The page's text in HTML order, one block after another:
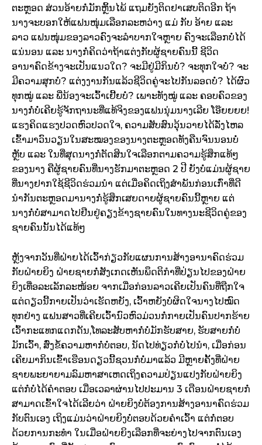
ຕະຫຼອດ ສ່ວນອ້າຍກໍ່ມັກຫຼິ້ນໄພ້ ແຖມຍັງຕິດຢາເສບຕິດອີກ ຖ້າ
ນາງຈະບອກໃຫ້ແຟນໜຸ່ມເລືອກລະຫວ່າງ ແມ່ ກັບ ອ້າຍ ແລະ
ລາວ ແຟນໜຸ່ມຂອງລາວຄົງຈະລຳບາກໃຈຫຼາຍ ຄົງຈະເລືອກບໍ່ໄດ້
ແນ່ນອນ ແລະ ນາງກໍ່ຄິດວ່າຖ້າແຕ່ງກັບຜູ້ຊາຍຄົນນີ້ ຊີວິດ
ອານາຄົດຂ້າງຈະເປັນແນວໃດ? ຈະມີຢູ່ມີກິນບໍ່? ຈະທຸກໃຈບໍ່? ຈະ
ມີຄວາມສຸກບໍ່? ແຕ່ງງານກັນແລ້ວຊີວິດຄູ່ຈະໄປກັນລອດບໍ່? ໄດ້ຜົວ
ທຸກໝູ່ ແລະ ພີ່ນ້ອງຈະເວົ້າເຢີ້ຍບໍ່? ເພາະທັງໝູ່ ແລະ ຄອບຄົວຂອງ
ນາງກໍ່ບໍ່ເຄີຍຮູ້ຈັກຖານະທີ່ແທ້ຈິງຂອງແຟນນຸ່ມນາງເລີຍ ໂອ໊ຍຍຍຍ!
ແຮງຄິດແຮງປວດຫົວປວດໃຈ, ຄວາມສັບສົນວຸ້ນວາຍໄດ້ລັ່ງໄຫລ
ເຂົ້າມາວົນວຽນໃນສະໝອງຂອງນາງຕະຫຼອດທັງຄືນຈົນນອນບໍ່
ຫຼັບ ແລະ ໃນທີ່ສຸດນາງກໍ່ຕັດສິນໃຈເລືອກຕາມຄວາມຮູ້ສຶກແທ້ໆ
ຂອງນາງ ຄືຜູ້ຊາຍຄົນທີ່ນາງຮັກມາຕະຫຼອດ 2 ປີ ຍັງບໍ່ແມ່ນຜູ້ຊາຍ
ທີ່ນາງຢາກໃຊ້ຊີວິດຮ່ວມນຳ ແຕ່ເມື່ອຄິດເຖິງສຳພັນກ່ອນເກົ່າທີ່ດີ
ນຳກັນຕະຫຼອດມານາງກໍ່ຮູ້ສຶກເສຍດາຍຜູ້ຊາຍຄົນນີ້ຫຼາຍ ແຕ່
ນາງກໍ່ບໍ່ສາມາດໄປຢືນຢູ່ຄຽງຂ້າງຊາຍຄົນໃນທາງນະຊີວິດຄູ່ຂອງ
ຊາຍຄົນນັ້ນໄດ້ແທ້ໆ
ຫຼັງຈາກວັນທີ່ຝ່າຍໄດ້ເວົ້າກ່ຽວກັບແຜນການສ້າງອານາຄົດຮ່ວມ
ກັບຝ່າຍຍິງ ຝ່າຍຊາຍກໍ່ສັງເກດເຫັນພຶດຕິກຳທີ່ປ່ຽນໄປຂອງຝ່າຍ
ຍິງເທື່ອລະເລັກລະໜ້ອຍ ຈາກເມື່ອກ່ອນລາວເຄີຍເປັນຄົນທີ່ຖືກໃຈ
ແຕ່ດຽວນີ້ກາຍເປັນວ່າເຮັດຫຍັງ,​ ເວົ້າຫຍັງບໍ່ຜິດໃຈນາງໄປໝົດ
ທຸກຢ່າງ ແຟນສາວທີ່ເຄີຍເວົ້ານົວຫົວມ່ວນກໍ່ກາຍເປັນຄົນປາກຮ້າຍ
ເວົ້າກະແທກແດກດັນ,​ໂທລະສັບຫາກໍ່ບໍ່ມັກຮັບສາຍ, ຮັບສາຍກໍ່ບໍ່
ມັກເວົ້າ, ສົ່ງຂໍ້ຄວາມຫາກໍ່ບໍ່ຕອບ, ນັດໄປທ່ຽວກໍ່ບໍ່ໄປນຳ, ເມື່ອກ່ອນ
ເຄີຍມາກິນເຂົ້າເຮືອນດຽວນີ້ຊວນກໍ່ບໍ່ມາແລ້ວ ມີຫຼາຍຄັ້ງທີ່ຝ່າຍ
ຊາຍພະຍາຍາມລົມຫາສາເຫດເຖິງຄວາມປ່ຽນແປງກັບຝ່າຍຍິງ
ແຕ່ກໍ່ບໍ່ໄດ້ຄຳຕອບ ເມື່ອເວລາຜ່ານໄປປະມານ 3 ເດືອນຝ່າຍຊາຍກໍ່
ສາມາດເຂົ້າໃຈໄດ້ເລີຍວ່າ ຝ່າຍຍິງບໍ່ຕ້ອງການສ້າງອານາຄົດຮ່ວມ
ກັບຕົນເອງ ເຖິງແມ່ນວ່າຝ່າຍຍິງບໍ່ຕອບດ້ວຍຄຳເວົ້າ ແຕ່ກໍ່ຕອບ
ດ້ວຍການກະທຳ ໃນເມື່ອຝ່າຍຍິງເລືອກທີ່ຈະຍ່າງໄປຈາກຕົນເອງ